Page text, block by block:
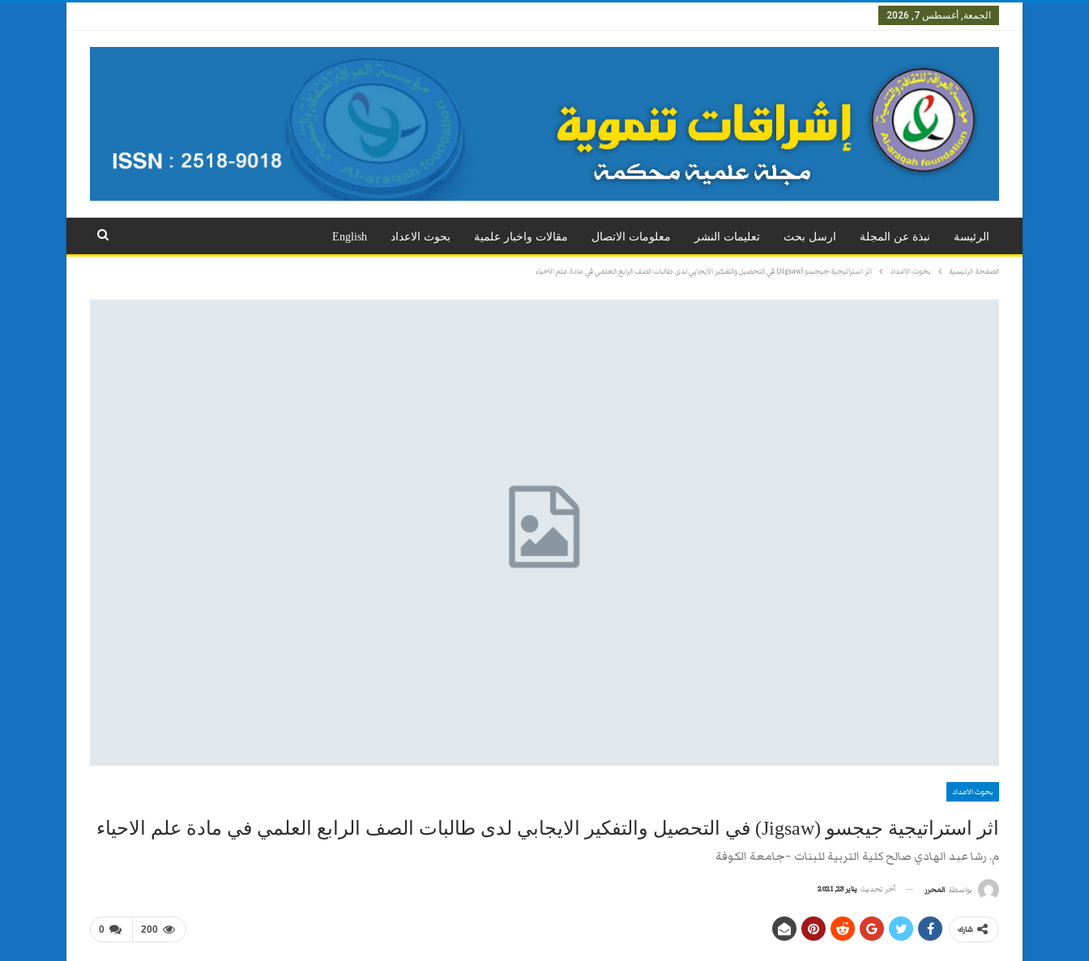
الجمعة, أغسطس 7, 2026
الرئيسة نبذة عن المجلة ارسل بحث تعليمات النشر معلومات الاتصال مقالات واخبار علمية بحوث الاعداد English
الصفحة الرئيسية بحوث الاعداد اثر استراتيجية جيجسو (Jigsaw) في التحصيل والتفكير الايجابي لدى طالبات الصف الرابع العلمي في مادة علم الاحياء
بحوث الاعداد
اثر استراتيجية جيجسو (Jigsaw) في التحصيل والتفكير الايجابي لدى طالبات الصف الرابع العلمي في مادة علم الاحياء
م. رشا عبد الهادي صالح كلية التربية للبنات –جامعة الكوفة
بواسطة المحرر آخر تحديث يناير 23, 2021
0 200 شارك